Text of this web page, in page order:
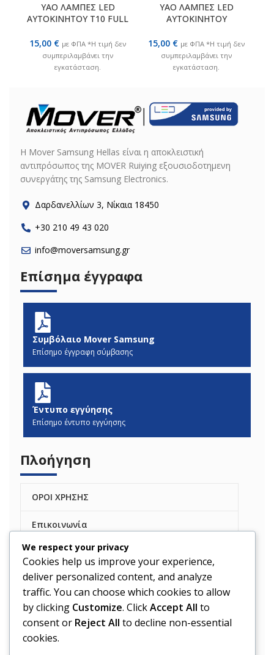
YAO ΛΑΜΠΕΣ LED
ΑΥΤΟΚΙΝΗΤΟΥ T10 FULL
15,00 € με ΦΠΑ *Η τιμή δεν
συμπεριλαμβάνει την
εγκατάσταση.
YAO ΛΑΜΠΕΣ LED
ΑΥΤΟΚΙΝΗΤΟΥ
CANBUS 5W ΨΥΧΡΟ ΛΕΥΚΟ
15,00 € με ΦΠΑ *Η τιμή δεν
συμπεριλαμβάνει την
εγκατάσταση.
H Mover Samsung Hellas είναι η αποκλειστική
αντιπρόσωπος της MOVER Ruiying εξουσιοδοτημενη
συνεργάτης της Samsung Electronics.
Δαρδανελλίων 3, Νίκαια 18450
+30 210 49 43 020
info@moversamsung.gr
Επίσημα έγγραφα
Συμβόλαιο Mover Samsung
Επίσημο έγγραφη σύμβασης
Έντυπο εγγύησης
Επίσημο έντυπο εγγύησης
Πλοήγηση
ΟΡΟΙ ΧΡΗΣΗΣ
Επικοινωνία
Η εταιρεία μας
ΚΑΤΑΣΤΗΜΑ
YAO
Mover Samsung
We respect your privacy
Cookies help us improve your experience,
deliver personalized content, and analyze
traffic. You can choose which cookies to allow
by clicking Customize. ClickAccept All to
consent or Reject All to decline non-essential
cookies.